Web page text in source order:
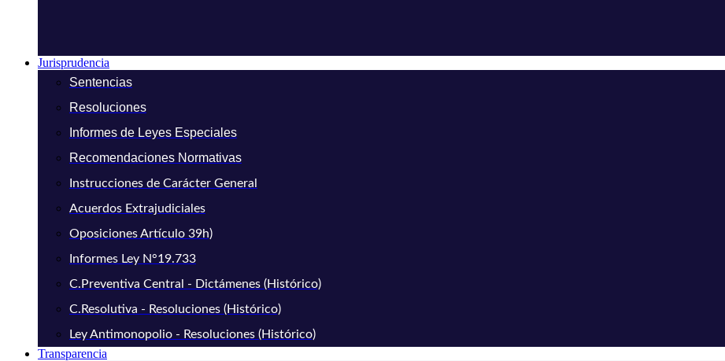
Jurisprudencia
Sentencias
Resoluciones
Informes de Leyes Especiales
Recomendaciones Normativas
Instrucciones de Carácter General
Acuerdos Extrajudiciales
Oposiciones Artículo 39h)
Informes Ley N°19.733
C.Preventiva Central - Dictámenes (Histórico)
C.Resolutiva - Resoluciones (Histórico)
Ley Antimonopolio - Resoluciones (Histórico)
Transparencia